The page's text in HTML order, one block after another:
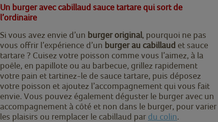
Un burger avec cabillaud sauce tartare qui sort de
l’ordinaire
Si vous avez envie d’un burger original, pourquoi ne pas
vous offrir l’expérience d’un burger au cabillaud et sauce
tartare ? Cuisez votre poisson comme vous l’aimez, à la
poêle, en papillote ou au barbecue, grillez rapidement
votre pain et tartinez-le de sauce tartare, puis déposez
votre poisson et ajoutez l’accompagnement qui vous fait
envie. Vous pouvez également déguster le burger avec un
accompagnement à côté et non dans le burger, pour varier
les plaisirs ou remplacer le cabillaud par du colin.